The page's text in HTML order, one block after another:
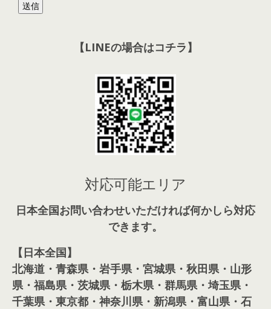
【LINEの場合はコチラ】
対応可能エリア
日本全国お問い合わせいただければ何かしら対応
できます。
【日本全国】
北海道・青森県・岩手県・宮城県・秋田県・山形
県・福島県・茨城県・栃木県・群馬県・埼玉県・
千葉県・東京都・神奈川県・新潟県・富山県・石